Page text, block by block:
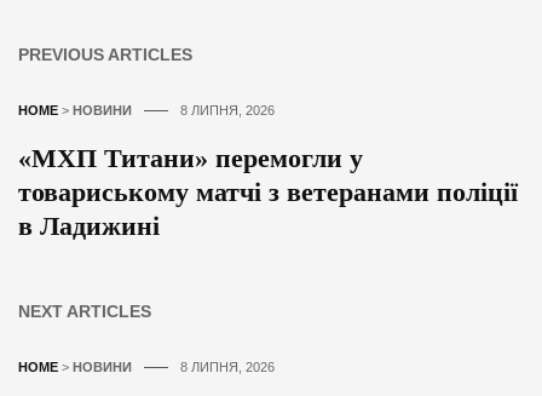
PREVIOUS ARTICLES
HOME > НОВИНИ 8 ЛИПНЯ, 2026
«МХП Титани» перемогли у
товариському матчі з ветеранами поліції
в Ладижині
NEXT ARTICLES
HOME > НОВИНИ 8 ЛИПНЯ, 2026